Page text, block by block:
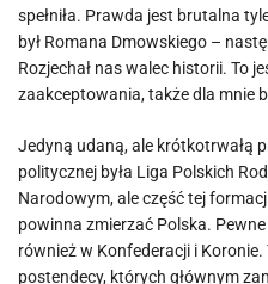
spełniła. Prawda jest brutalna
był Romana Dmowskiego –
Rozjechał nas walec historii. To
zaakceptowania, także dla mnie
Jedyną udaną, ale krótkotrwałą
politycznej była Liga Polskich
Narodowym, ale część tej
powinna zmierzać Polska.
również w Konfederacji i
postendecy, których głównym